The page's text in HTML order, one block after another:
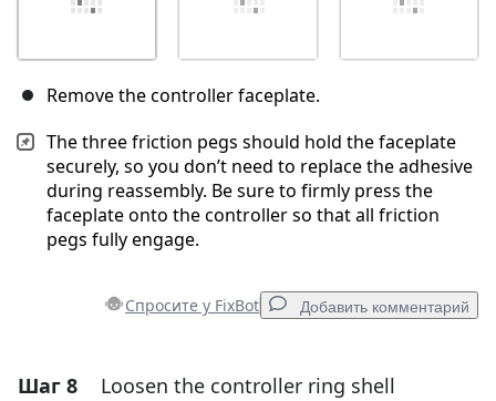
Remove the controller faceplate.
The three friction pegs should hold the faceplate
securely, so you don’t need to replace the adhesive
during reassembly. Be sure to firmly press the
faceplate onto the controller so that all friction
pegs fully engage.
Спросите у FixBot Добавить комментарий
Добавить комментарий
Шаг 8 Loosen the controller ring shell